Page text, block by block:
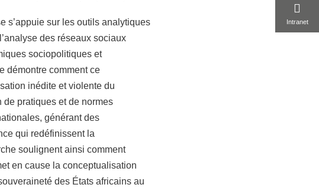
Intranet
s’appuie sur les outils analytiques
des réseaux sociaux
sociopolitiques et
démontre comment ce
inédite et violente du
pratiques et de normes
générant des
qui redéfinissent la
soulignent ainsi comment
en cause la conceptualisation
des États africains au